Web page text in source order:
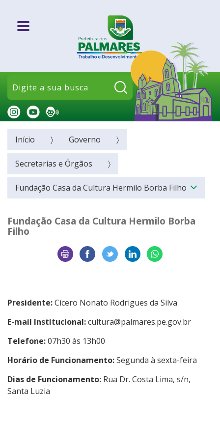
Pesquisar:
Início Governo
Secretarias e Órgãos
Fundação Casa da Cultura Hermilo Borba Filho
Fundação Casa da Cultura Hermilo Borba
Filho
Presidente:Cícero Nonato Rodrigues da Silva
E-mail Institucional:cultura@palmares.pe.gov.br
Telefone:07h30 às 13h00
Horário de Funcionamento:Segunda à sexta-feira
Dias de Funcionamento: Rua Dr. Costa Lima, s/n,
Santa Luzia